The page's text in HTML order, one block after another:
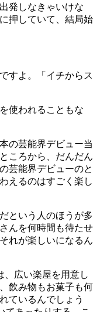
発しなきゃいけな
押していて、結局始
すよ。「イチからス
使われることもな
の芸能界デビュー当
ころから、だんだん
芸能界デビューのと
えるのはすごく楽し
という人のほうが多
んを何時間も待たせ
れが楽しいになるん
広い楽屋を用意し
飲み物もお菓子も何
ているんでしょう